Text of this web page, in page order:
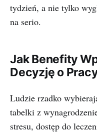
tydzień, a nie tylko
na serio.
Jak Benefity
Decyzję o
Ludzie rzadko
tabelki z
stresu, dostęp do